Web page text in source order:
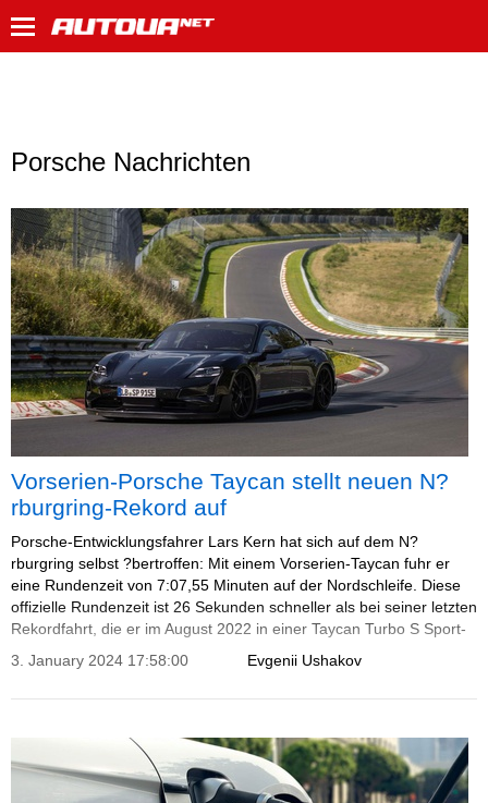
Porsche Nachrichten
Vorserien-Porsche Taycan stellt neuen N?
rburgring-Rekord auf
Porsche-Entwicklungsfahrer Lars Kern hat sich auf dem N?
rburgring selbst ?bertroffen: Mit einem Vorserien-Taycan fuhr er
eine Rundenzeit von 7:07,55 Minuten auf der Nordschleife. Diese
offizielle Rundenzeit ist 26 Sekunden schneller als bei seiner letzten
Rekordfahrt, die er im August 2022 in einer Taycan Turbo S Sport-
Evgenii Ushakov
3. January 2024 17:58:00